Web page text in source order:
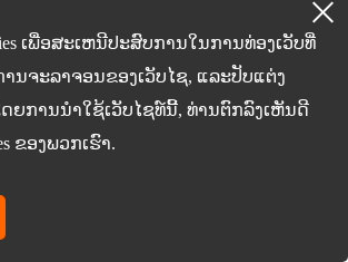
ເພື່ອສະເຫນີປະສົບການໃນການທ່ອງເວັບທີ່
ນຈະລາຈອນຂອງເວັບໄຊ, ແລະປັບແຕ່ງ
ຍການນໍາໃຊ້ເວັບໄຊທ໌ນີ້, ທ່ານຕົກລົງເຫັນດີ
ຂອງພວກເຮົາ.